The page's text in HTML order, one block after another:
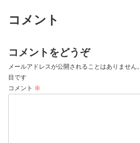
コメント
コメントをどうぞ
メールアドレスが公開されることはありません。
目です
コメント ※